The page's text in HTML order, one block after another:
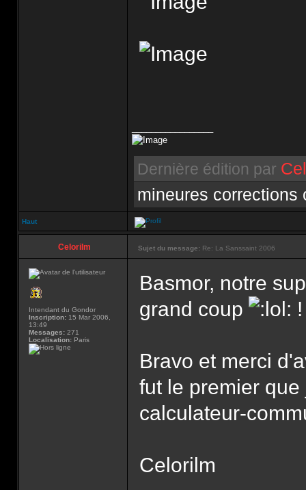
Dernière édition par
mineures corrections
Haut
Celorilm Sujet du message: Re: La Sanssaint 2006
Intendant du Gondor
Inscription: 15 Mar 2006,
13:49
Messages: 271
Localisation: Paris
Basmor, notre
grand coup
!
Bravo et merci
fut le premier
calculateur-
Celorilm